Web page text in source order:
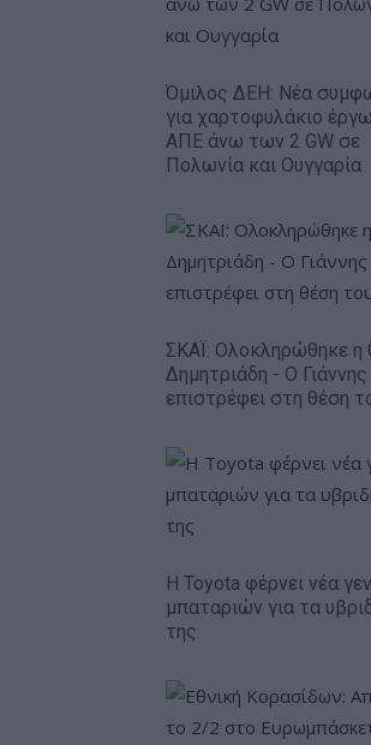
Όμιλος ΔΕΗ: Νέα
για χαρτοφυλάκιο
ΑΠΕ άνω των 2 GW σε
Πολωνία και Ουγγαρία
ΣΚΑΪ: Ολοκληρώθηκε η
Δημητριάδη - Ο
επιστρέφει στη θέση
Η Toyota φέρνει νέα
μπαταριών για τα
της